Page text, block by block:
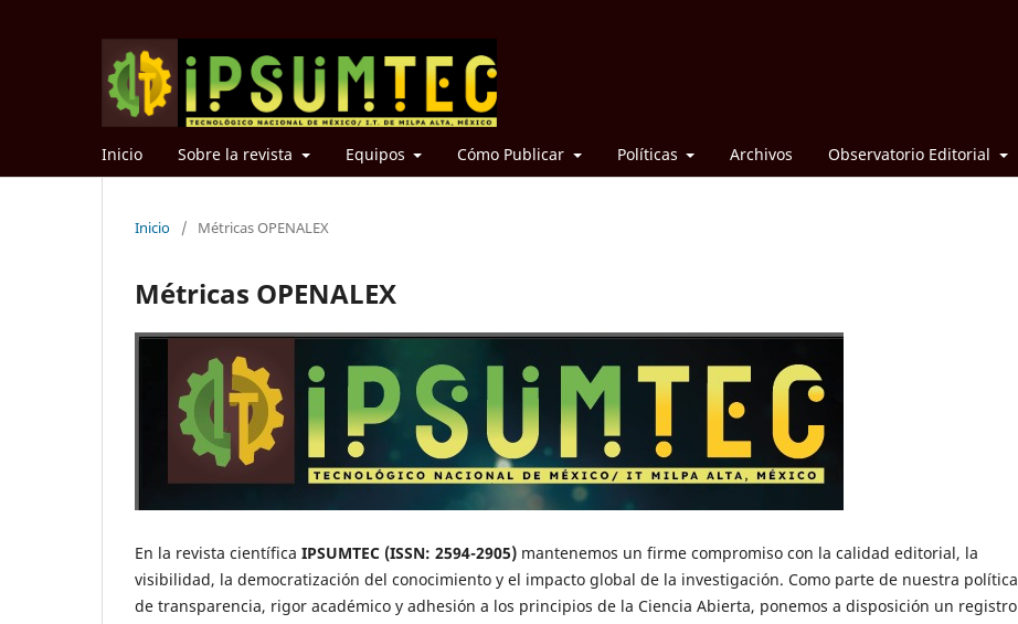
Inicio Sobre la revista Equipos Cómo Publicar Políticas Archivos Observatorio Editorial
Inicio / Métricas OPENALEX
Métricas OPENALEX
En la revista científica IPSUMTEC (ISSN: 2594-2905) mantenemos un firme compromiso con la calidad editorial, la
visibilidad, la democratización del conocimiento y el impacto global de la investigación. Como parte de nuestra política
de transparencia, rigor académico y adhesión a los principios de la Ciencia Abierta, ponemos a disposición un registro